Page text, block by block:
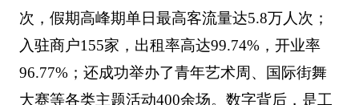
次，假期高峰期单日最高客流量达5.8万人次；
入驻商户155家，出租率高达99.74%，开业率
96.77%；还成功举办了青年艺术周、国际街舞
大赛等各类主题活动400余场。数字背后，是工